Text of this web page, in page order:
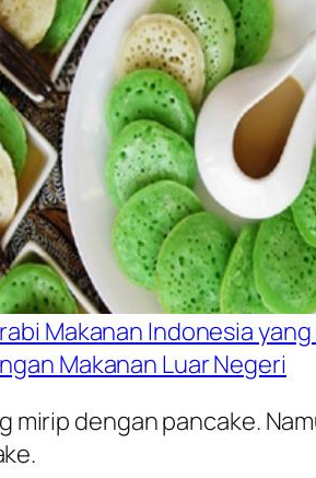
Makanan Indonesia
Makanan Luar Negeri
mirip dengan pancake.